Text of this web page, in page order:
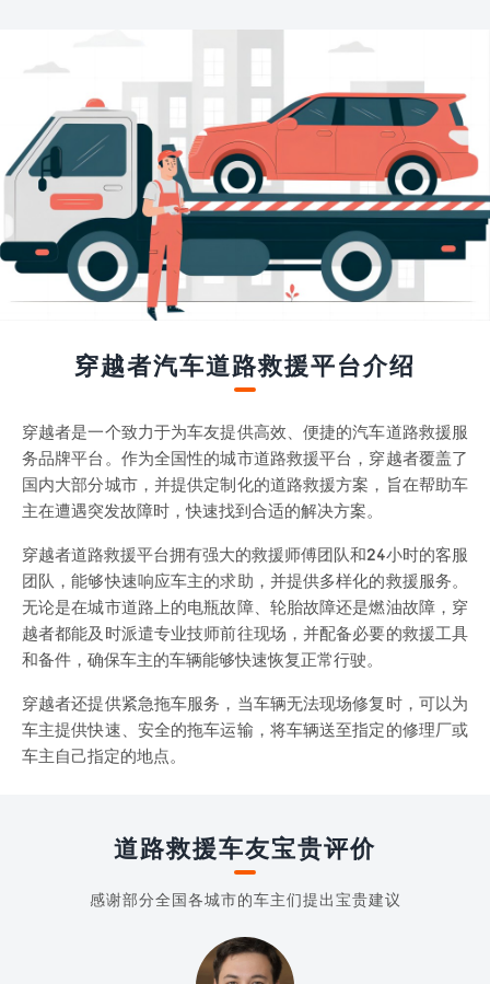
穿越者汽车道路救援平台介绍
穿越者是一个致力于为车友提供高效、便捷的汽车道路救援服
务品牌平台。作为全国性的城市道路救援平台，穿越者覆盖了
国内大部分城市，并提供定制化的道路救援方案，旨在帮助车
主在遭遇突发故障时，快速找到合适的解决方案。
穿越者道路救援平台拥有强大的救援师傅团队和24小时的客服
团队，能够快速响应车主的求助，并提供多样化的救援服务。
无论是在城市道路上的电瓶故障、轮胎故障还是燃油故障，穿
越者都能及时派遣专业技师前往现场，并配备必要的救援工具
和备件，确保车主的车辆能够快速恢复正常行驶。
穿越者还提供紧急拖车服务，当车辆无法现场修复时，可以为
车主提供快速、安全的拖车运输，将车辆送至指定的修理厂或
车主自己指定的地点。
道路救援车友宝贵评价
感谢部分全国各城市的车主们提出宝贵建议